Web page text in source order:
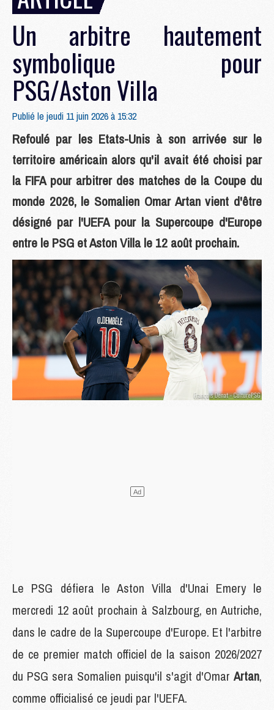
Un arbitre hautement
symbolique pour
PSG/Aston Villa
Publié le jeudi 11 juin 2026 à 15:32
Refoulé par les Etats-Unis à son arrivée sur le
territoire américain alors qu'il avait été choisi par
la FIFA pour arbitrer des matches de la Coupe du
monde 2026, le Somalien Omar Artan vient d'être
désigné par l'UEFA pour la Supercoupe d'Europe
entre le PSG et Aston Villa le 12 août prochain.
Le PSG défiera le Aston Villa d'Unai Emery le
mercredi 12 août prochain à Salzbourg, en Autriche,
dans le cadre de la Supercoupe d'Europe. Et l'arbitre
de ce premier match officiel de la saison 2026/2027
du PSG sera Somalien puisqu'il s'agit d'Omar Artan,
comme officialisé ce jeudi par l'UEFA.